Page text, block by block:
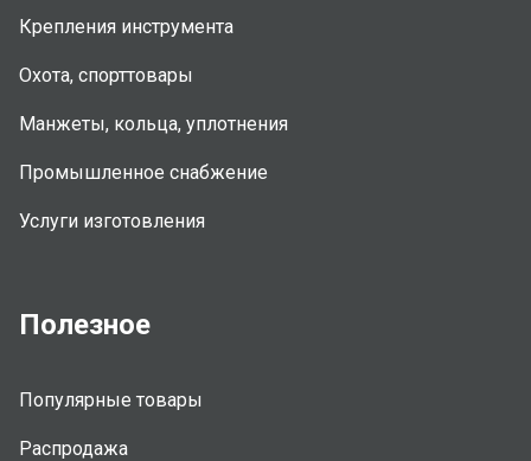
Крепления инструмента
Охота, спорттовары
Манжеты, кольца, уплотнения
Промышленное снабжение
Услуги изготовления
Полезное
Популярные товары
Распродажа